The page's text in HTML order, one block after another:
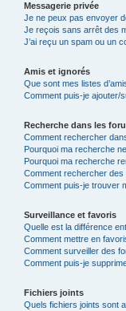
Messagerie privée
Je ne peux pas envoyer
Je reçois sans arrêt des
J’ai reçu un spam ou un
Amis et ignorés
Que sont mes listes
Comment puis-je ajouter/
Recherche dans les
Comment rechercher
Pourquoi ma recherche
Pourquoi ma recherche
Comment rechercher des
Comment puis-je trouver
Surveillance et favoris
Quelle est la différence
Comment mettre en
Comment surveiller des
Comment puis-je
Fichiers joints
Quels fichiers joints sont